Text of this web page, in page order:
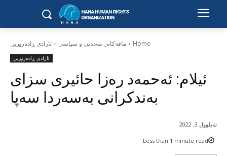
Home مافەکانی مەدەنی و سیاسی ئازادی ڕادەربڕین
ئازادی ڕادەربڕین
ئیلام: ئەحمەد رەزا حائیری سزای
بەندکرانی بەسەردا سەپا
ئەیلوول 3, 2022
Less than 1 minute read